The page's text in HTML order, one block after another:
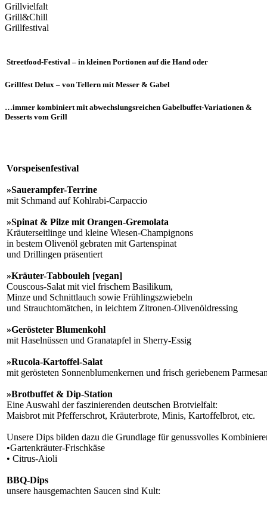
Grillvielfalt
Grill&Chill
Grillfestival
Streetfood-Festival – in kleinen Portionen auf die Hand oder
Grillfest Delux – von Tellern mit Messer & Gabel
…immer kombiniert mit abwechslungsreichen Gabelbuffet-Variationen &
Desserts vom Grill
Vorspeisenfestival
»Sauerampfer-Terrine
mit Schmand auf Kohlrabi-Carpaccio
»Spinat & Pilze mit Orangen-Gremolata
Kräuterseitlinge und kleine Wiesen-Champignons
in bestem Olivenöl gebraten mit Gartenspinat
und Drillingen präsentiert
»Kräuter-Tabbouleh [vegan]
Couscous-Salat mit viel frischem Basilikum,
Minze und Schnittlauch sowie Frühlingszwiebeln
und Strauchtomätchen, in leichtem Zitronen-Olivenöldressing
»Gerösteter Blumenkohl
mit Haselnüssen und Granatapfel in Sherry-Essig
»Rucola-Kartoffel-Salat
mit gerösteten Sonnenblumenkernen und frisch geriebenem
»Brotbuffet & Dip-Station
Eine Auswahl der faszinierenden deutschen Brotvielfalt:
Maisbrot mit Pfefferschrot, Kräuterbrote, Minis, Kartoffelbrot, etc.
Unsere Dips bilden dazu die Grundlage für genussvolles
•Gartenkräuter-Frischkäse
• Citrus-Aioli
BBQ-Dips
unsere hausgemachten Saucen sind Kult: